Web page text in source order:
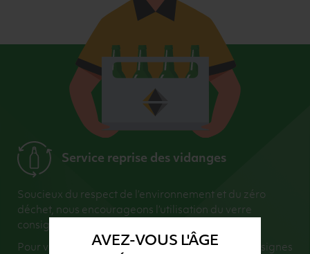
AVEZ-VOUS L'ÂGE
Service reprise des vidanges
Soucieux du respect de l’environnement et du zéro
déchet, nous encourageons l’utilisation du verre
consigné.
Pour vous faciliter la vie, nous récupérons vos consignes